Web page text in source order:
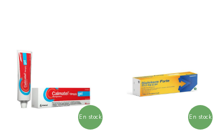
En stock En stock